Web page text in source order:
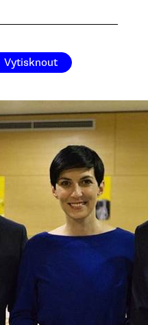
Vytisknout